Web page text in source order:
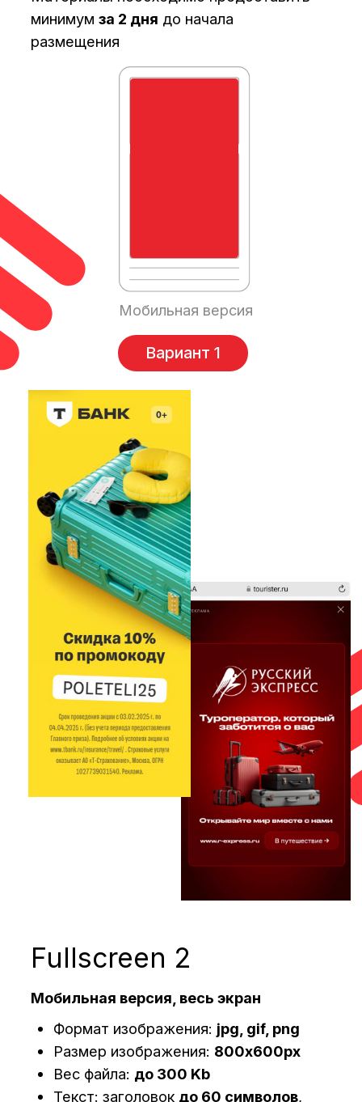
Минимальное кол-во знаков текста
статьи с пробелами: 5000
Уникальность текста по сервису
: не ниже 80%
Минимальное кол-во изображений к
статье: 3 (должно быть подтверждено
авторство изображений)
Минимальное разрешение
изображений: 1200px по меньшей
Статья